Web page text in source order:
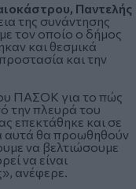
Παντελής
της συνάντησης
τον οποίο ο δήμος
και θεσμικά
και την
ΠΑΣΟΚ για το πώς
την πλευρά του
επεκτάθηκε και σε
αυτά θα προωθηθούν
να βελτιώσουμε
να είναι
ανέφερε.